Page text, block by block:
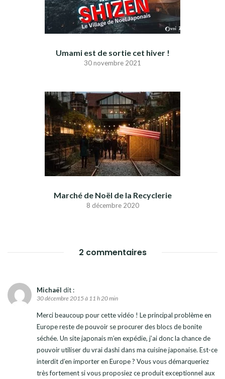
Umami est de sortie cet hiver !
30 novembre 2021
Marché de Noël de la Recyclerie
8 décembre 2020
2 commentaires
Michaël dit :
30 décembre 2015 à 11 h 20 min
Merci beaucoup pour cette vidéo ! Le principal problème en
Europe reste de pouvoir se procurer des blocs de bonite
séchée. Un site japonais m’en expédie, j’ai donc la chance de
pouvoir utiliser du vrai dashi dans ma cuisine japonaise. Est-ce
interdit d’en importer en Europe ? Vous vous démarqueriez
très fortement si vous proposiez ce produit exceptionnel aux